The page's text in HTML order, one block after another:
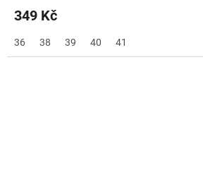
349 Kč
36 38 39 40 41